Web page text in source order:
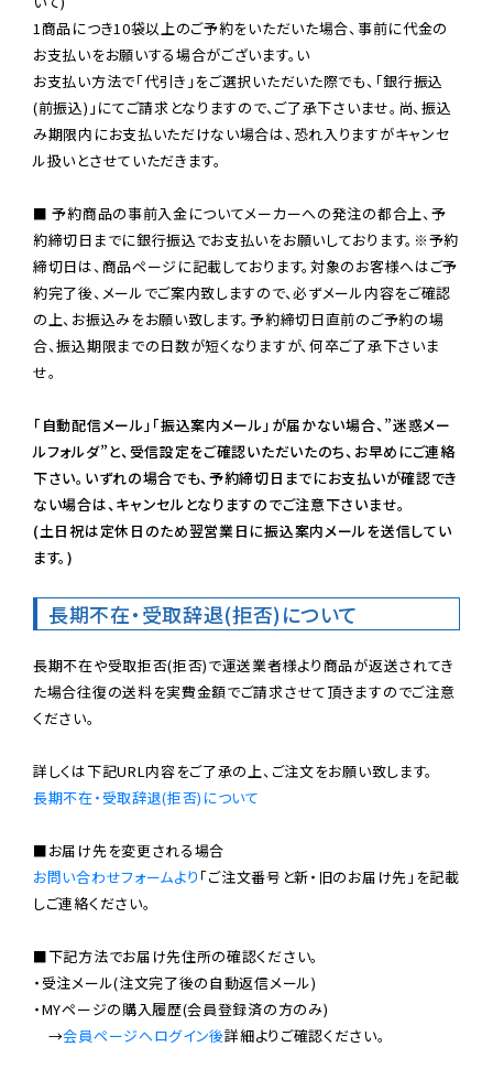
1商品につき10袋以上のご予約をいただいた場合、事前に代金の
お支払いをお願いする場合がございます。い
お支払い方法で「代引き」をご選択いただいた際でも、「銀行振込
(前振込)」にてご請求となりますので、ご了承下さいませ。尚、振込
み期限内にお支払いただけない場合は、恐れ入りますがキャンセ
ル扱いとさせていただきます。
■ 予約商品の事前入金についてメーカーへの発注の都合上、予
約締切日までに銀行振込でお支払いをお願いしております。※予約
締切日は、商品ページに記載しております。対象のお客様へはご予
約完了後、メールでご案内致しますので、必ずメール内容をご確認
の上、お振込みをお願い致します。予約締切日直前のご予約の場
合、振込期限までの日数が短くなりますが、何卒ご了承下さいま
せ。
「自動配信メール」「振込案内メール」が届かない場合、”迷惑メー
ルフォルダ”と、受信設定をご確認いただいたのち、お早めにご連絡
下さい。いずれの場合でも、予約締切日までにお支払いが確認でき
ない場合は、キャンセルとなりますのでご注意下さいませ。
(土日祝は定休日のため翌営業日に振込案内メールを送信してい
ます。)
長期不在・受取辞退(拒否)について
長期不在や受取拒否(拒否)で運送業者様より商品が返送されてき
た場合往復の送料を実費金額でご請求させて頂きますのでご注意
ください。
長期不在・受取辞退(拒否)について
お問い合わせフォームより 「ご注文番号と新・旧のお届け先」を記載
しご連絡ください。
■下記方法でお届け先住所の確認ください。
・受注メール(注文完了後の自動返信メール)
・MYページの購入履歴(会員登録済の方のみ)
→会員ページへログイン後詳細よりご確認ください。